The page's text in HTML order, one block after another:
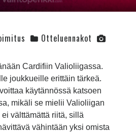
Otteluennakot
Cardifiin Valioliigassa.
joukkueille erittäin tärkeä.
käytännössä katsoen
mikäli se mielii Valioliigan
välttämättä riitä, sillä
vähintään yksi omista